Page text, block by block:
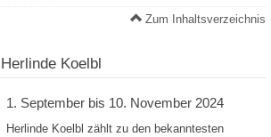
Zum Inhaltsverzeichnis
Koelbl
1. September bis 10. November 2024
Herlinde Koelbl zählt zu den bekanntesten